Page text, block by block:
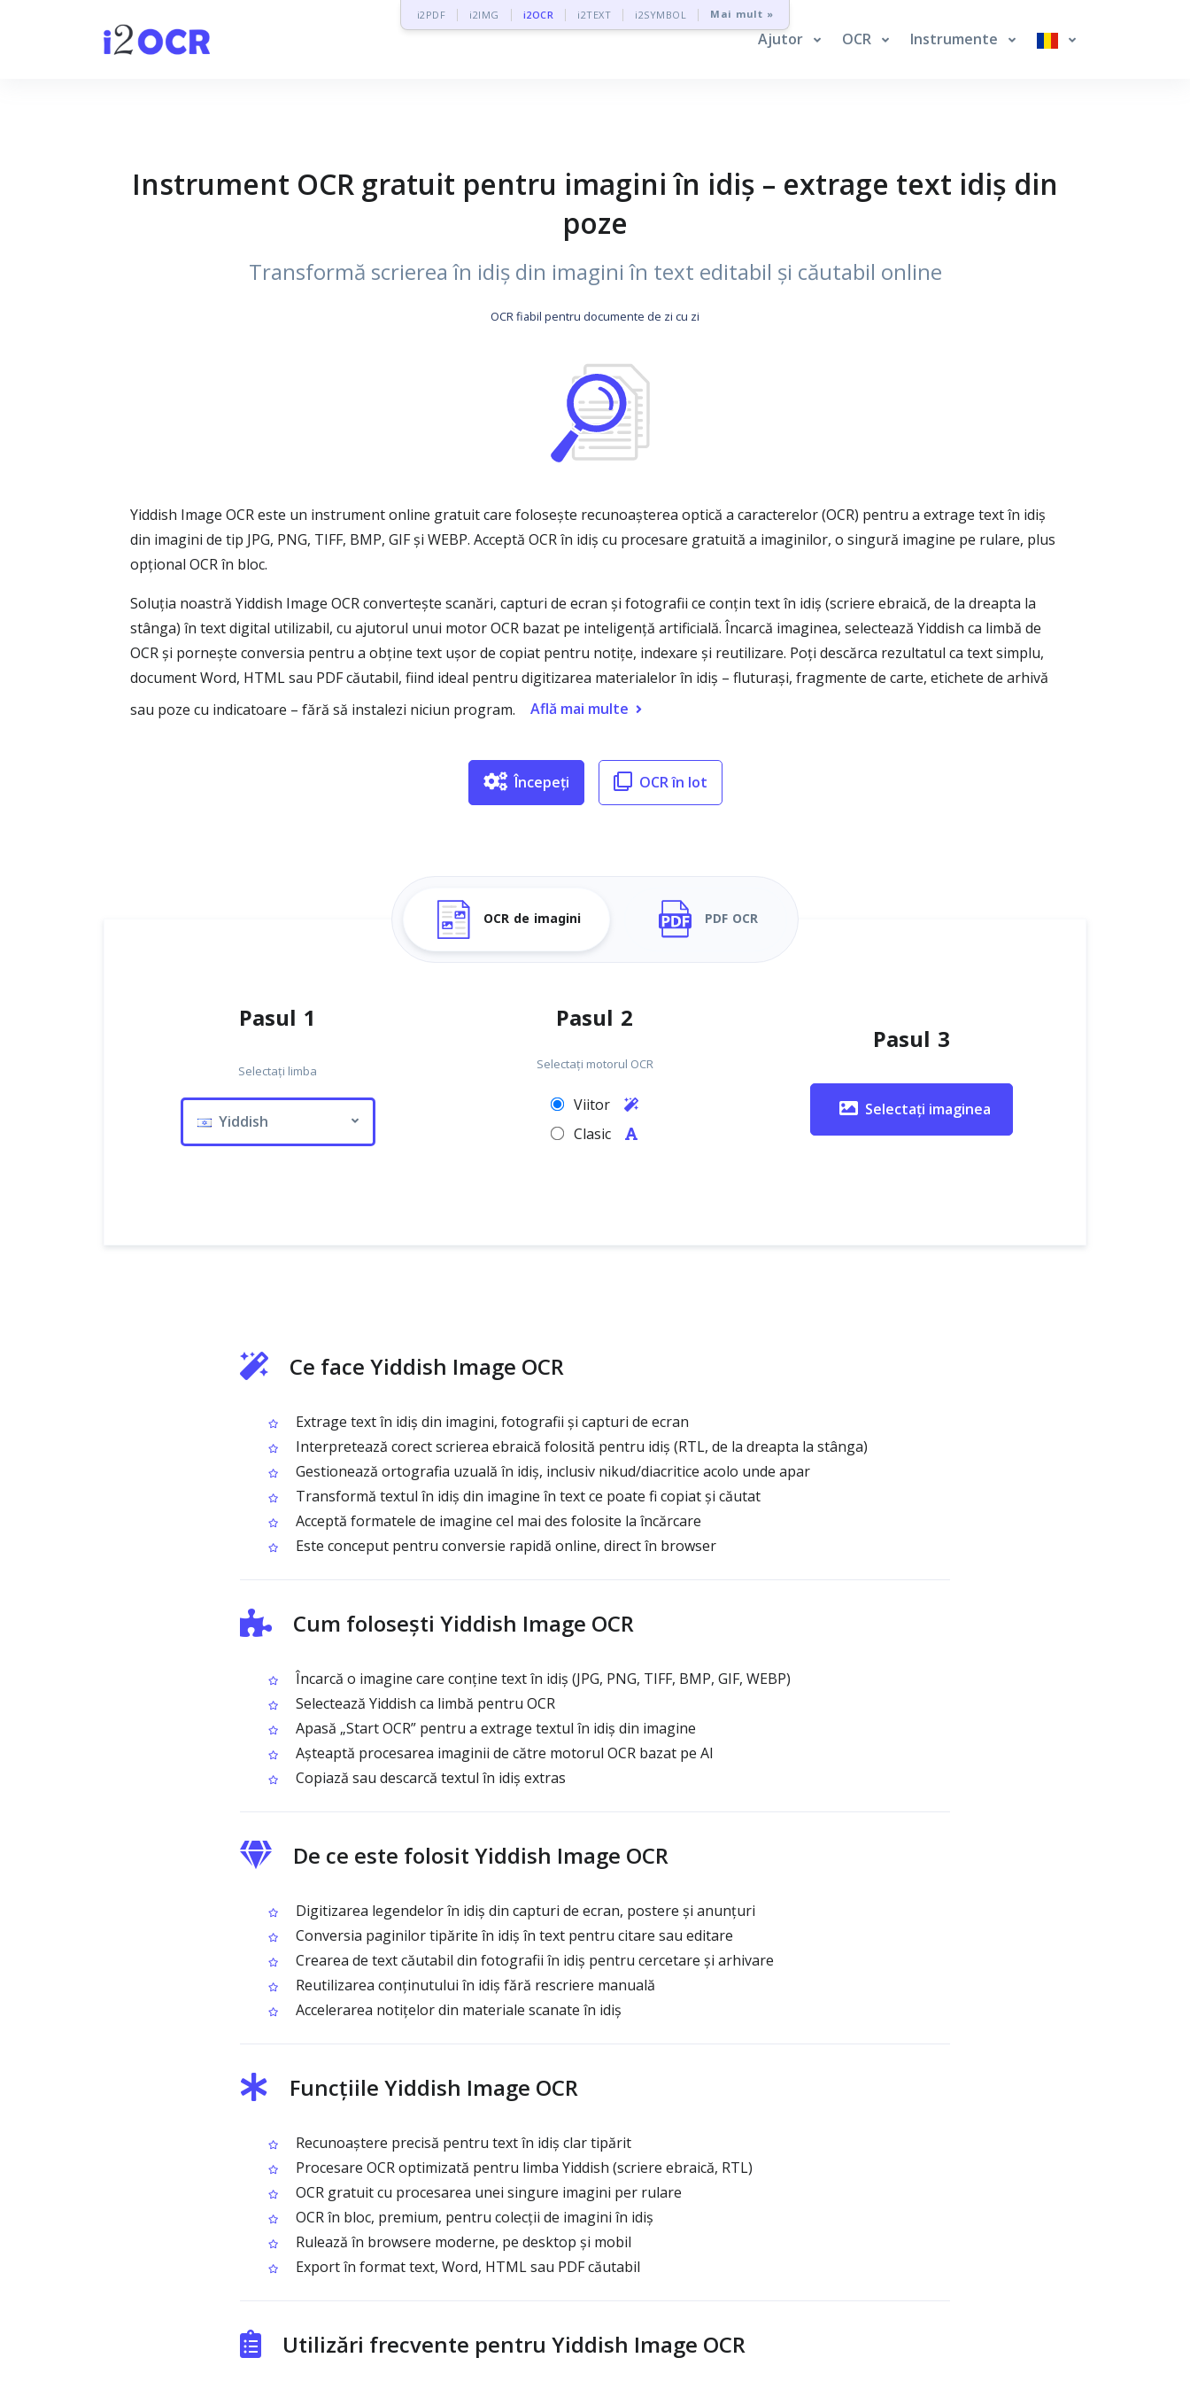
i2PDF i2IMG i2OCR i2TEXT i2SYMBOL Mai mult »
Ajutor OCR Instrumente
Instrument OCR gratuit pentru imagini în idiș – extrage text idiș din
poze
Transformă scrierea în idiș din imagini în text editabil și căutabil online
OCR fiabil pentru documente de zi cu zi
Yiddish Image OCR este un instrument online gratuit care folosește recunoașterea optică a caracterelor (OCR) pentru a extrage text în idiș
din imagini de tip JPG, PNG, TIFF, BMP, GIF și WEBP. Acceptă OCR în idiș cu procesare gratuită a imaginilor, o singură imagine pe rulare, plus
opțional OCR în bloc.
Soluția noastră Yiddish Image OCR convertește scanări, capturi de ecran și fotografii ce conțin text în idiș (scriere ebraică, de la dreapta la
stânga) în text digital utilizabil, cu ajutorul unui motor OCR bazat pe inteligență artificială. Încarcă imaginea, selectează Yiddish ca limbă de
OCR și pornește conversia pentru a obține text ușor de copiat pentru notițe, indexare și reutilizare. Poți descărca rezultatul ca text simplu,
document Word, HTML sau PDF căutabil, fiind ideal pentru digitizarea materialelor în idiș – fluturași, fragmente de carte, etichete de arhivă
sau poze cu indicatoare – fără să instalezi niciun program.
Află mai multe
Începeți OCR în lot
OCR de imagini PDF OCR
Pasul 1
Selectați limba
Yiddish
Pasul 2
Selectați motorul OCR
Viitor
Clasic
Pasul 3
Selectați imaginea
Ce face Yiddish Image OCR
Extrage text în idiș din imagini, fotografii și capturi de ecran
Interpretează corect scrierea ebraică folosită pentru idiș (RTL, de la dreapta la stânga)
Gestionează ortografia uzuală în idiș, inclusiv nikud/diacritice acolo unde apar
Transformă textul în idiș din imagine în text ce poate fi copiat și căutat
Acceptă formatele de imagine cel mai des folosite la încărcare
Este conceput pentru conversie rapidă online, direct în browser
Cum folosești Yiddish Image OCR
Încarcă o imagine care conține text în idiș (JPG, PNG, TIFF, BMP, GIF, WEBP)
Selectează Yiddish ca limbă pentru OCR
Apasă „Start OCR” pentru a extrage textul în idiș din imagine
Așteaptă procesarea imaginii de către motorul OCR bazat pe AI
Copiază sau descarcă textul în idiș extras
De ce este folosit Yiddish Image OCR
Digitizarea legendelor în idiș din capturi de ecran, postere și anunțuri
Conversia paginilor tipărite în idiș în text pentru citare sau editare
Crearea de text căutabil din fotografii în idiș pentru cercetare și arhivare
Reutilizarea conținutului în idiș fără rescriere manuală
Accelerarea notițelor din materiale scanate în idiș
Funcțiile Yiddish Image OCR
Recunoaștere precisă pentru text în idiș clar tipărit
Procesare OCR optimizată pentru limba Yiddish (scriere ebraică, RTL)
OCR gratuit cu procesarea unei singure imagini per rulare
OCR în bloc, premium, pentru colecții de imagini în idiș
Rulează în browsere moderne, pe desktop și mobil
Export în format text, Word, HTML sau PDF căutabil
Utilizări frecvente pentru Yiddish Image OCR